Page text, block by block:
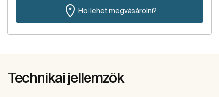
Hol lehet megvásárolni?
Technikai jellemzők